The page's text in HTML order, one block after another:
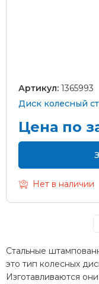
Артикул: 1365993
Диск колесный
Цена по
Нет в наличии
Стальные
это тип колесных
Изготавливаются